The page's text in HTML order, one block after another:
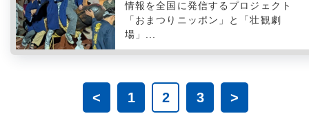
情報を全国に発信するプロジェクト
「おまつりニッポン」と「壮観劇
場」...
< 1 2 3 >